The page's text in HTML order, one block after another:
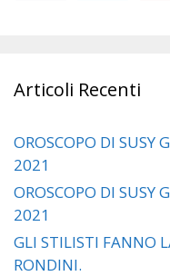
Articoli Recenti
OROSCOPO DI SUSY
2021
OROSCOPO DI SUSY
2021
GLI STILISTI FANNO
RONDINI.